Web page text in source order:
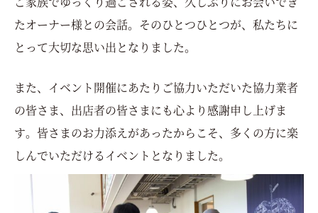
たオーナー様との会話。 そのひとつひとつが、私たちに
とって大切な思い出となりました。
また、イベント開催にあたりご協力いただいた協力業者
の皆さま、出店者の皆さまにも心より感謝申し上げま
す。 皆さまのお力添えがあったからこそ、多くの方に楽
しんでいただけるイベントとなりました。